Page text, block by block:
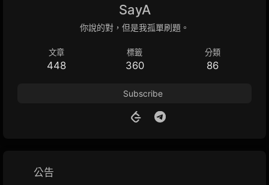
SayA
你說的對，但是我孤單刷題。
文章
448
標籤
360
分類
86
Subscribe
公告